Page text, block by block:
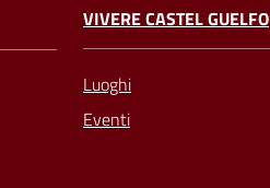
VIVERE CASTEL GUELFO
Luoghi
Eventi